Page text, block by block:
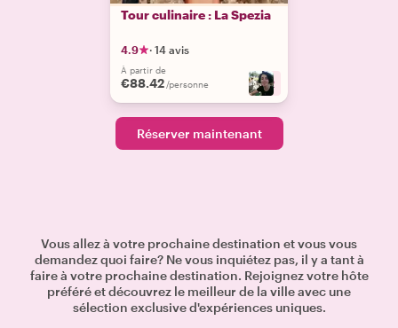
Tour culinaire : La Spezia
4.9 · 14 avis
À partir de
€88.42 /personne +2
Réserver maintenant
Vous allez à votre prochaine destination et vous vous
demandez quoi faire? Ne vous inquiétez pas, il y a tant à
faire à votre prochaine destination. Rejoignez votre hôte
préféré et découvrez le meilleur de la ville avec une
sélection exclusive d'expériences uniques.